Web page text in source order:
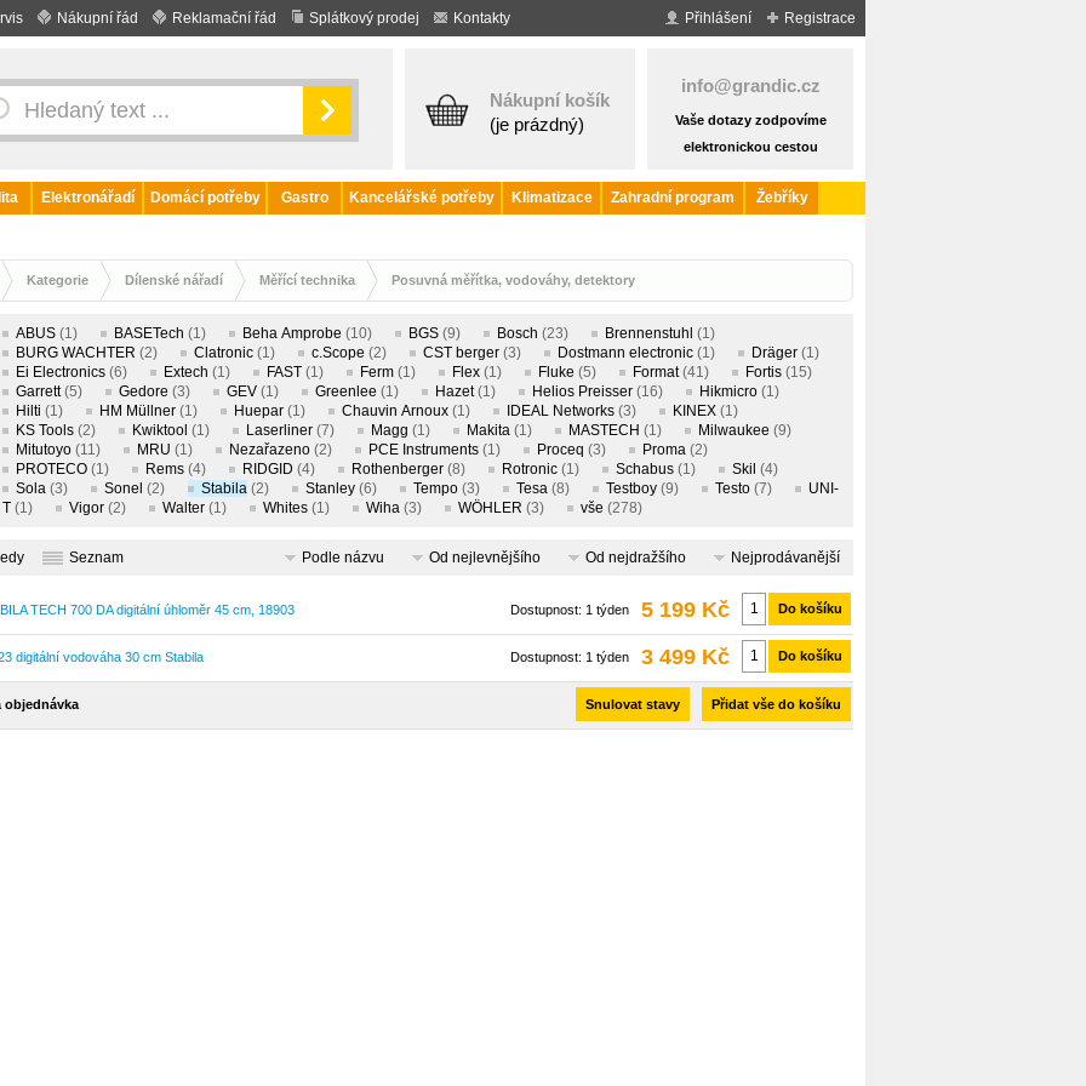
Nákupní řád Reklamační řád Splátkový prodej Kontakty Registrace
Přihlášení
Nákupní košík
(je prázdný)
info@grandic.cz
Vaše dotazy zodpovíme
elektronickou cestou
Elektronářadí Domácí potřeby Gastro Kancelářské potřeby Klimatizace Zahradní program
Žebříky
Kategorie Dílenské nářadí Měřící technika Posuvná měřítka, vodováhy, detektory
ABUS (1) BASETech (1) Beha Amprobe (10) BGS (9) Bosch (23) Brennenstuhl (1)
BURG WACHTER (2) Clatronic (1) c.Scope (2) CST berger (3) Dostmann electronic (1) Dräger (1)
Ei Electronics (6) Extech (1) FAST (1) Ferm (1) Flex (1) Fluke (5) Format (41) Fortis (15)
Garrett (5) Gedore (3) GEV (1) Greenlee (1) Hazet (1) Helios Preisser (16) Hikmicro (1)
Hilti (1) HM Müllner (1) Huepar (1) Chauvin Arnoux (1) IDEAL Networks (3) KINEX (1)
KS Tools (2) Kwiktool (1) Laserliner (7) Magg (1) Makita (1) MASTECH (1) Milwaukee (9)
Mitutoyo (11) MRU (1) Nezařazeno (2) PCE Instruments (1) Proceq (3) Proma (2)
PROTECO (1) Rems (4) RIDGID (4) Rothenberger (8) Rotronic (1) Schabus (1) Skil (4)
Sola (3) Sonel (2) Stabila (2) Stanley (6) Tempo (3) Tesa (8) Testboy (9) Testo (7)
UNI-
T (1) Vigor (2) Walter (1) Whites (1) Wiha (3) WÖHLER (3) vše (278)
Seznam Podle názvu Od nejlevnějšího Od nejdražšího Nejprodávanější
Do košíku
5 199 Kč
Dostupnost: 1 týden
TECH 700 DA digitální úhloměr 45 cm, 18903
Do košíku
3 499 Kč
Dostupnost: 1 týden
digitální vodováha 30 cm Stabila
objednávka